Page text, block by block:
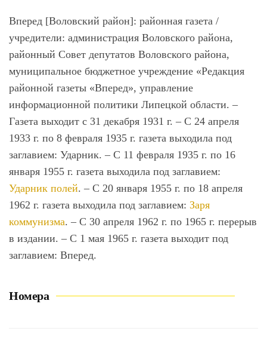
Вперед [Воловский район]: районная газета /
учредители: администрация Воловского района,
районный Совет депутатов Воловского района,
муниципальное бюджетное учреждение «Редакция
районной газеты «Вперед», управление
информационной политики Липецкой области. –
Газета выходит с 31 декабря 1931 г. – С 24 апреля
1933 г. по 8 февраля 1935 г. газета выходила под
заглавием: Ударник. – С 11 февраля 1935 г. по 16
января 1955 г. газета выходила под заглавием:
Ударник полей. – С 20 января 1955 г. по 18 апреля
1962 г. газета выходила под заглавием: Заря
коммунизма. – С 30 апреля 1962 г. по 1965 г. перерыв
в издании. – С 1 мая 1965 г. газета выходит под
заглавием: Вперед.
Номера